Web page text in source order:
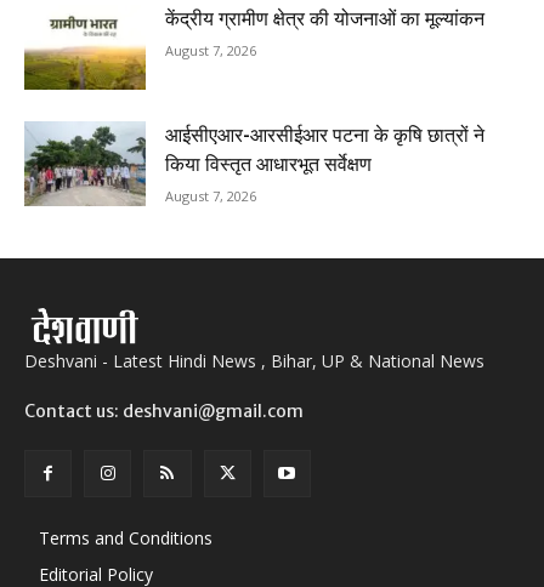
केंद्रीय ग्रामीण क्षेत्र की योजनाओं का मूल्यांकन
August 7, 2026
आईसीएआर-आरसीईआर पटना के कृषि छात्रों ने
किया विस्तृत आधारभूत सर्वेक्षण
August 7, 2026
Deshvani - Latest Hindi News , Bihar, UP & National News
Contact us: deshvani@gmail.com
Terms and Conditions
Editorial Policy